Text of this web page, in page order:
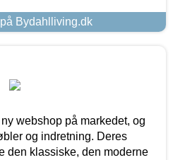
Bydahlliving.dk
webshop på markedet, og
og indretning. Deres
den klassiske, den moderne